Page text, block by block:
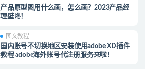
产品原型图用什么画，怎么画？2023产品经
理壁咚！
图文教程
国内账号不切换地区安装使用adobe XD插件
教程 adobe海外账号代注册服务来啦！